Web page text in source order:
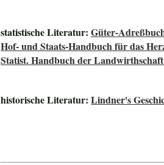
statistische Literatur:Güter-
Hof- und Staats-Handbuch für das
Statist. Handbuch der
historische Literatur:Lindner's